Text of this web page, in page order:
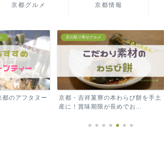
京都グルメ 京都情報
らび餅を手土
でお...
ギフト・手土産
2020お中元におすすめ！高級アイ
ス・ジュース